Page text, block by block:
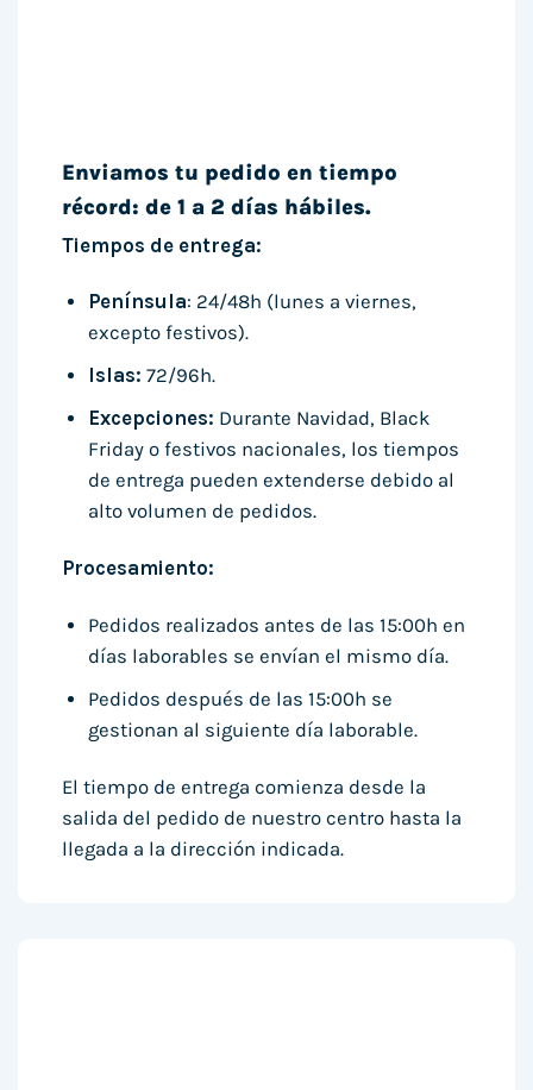
Enviamos tu pedido en tiempo
récord: de 1 a 2 días hábiles.
Tiempos de entrega:
Península: 24/48h (lunes a viernes,
excepto festivos).
Islas: 72/96h.
Excepciones: Durante Navidad, Black
Friday o festivos nacionales, los tiempos
de entrega pueden extenderse debido al
alto volumen de pedidos.
Procesamiento:
Pedidos realizados antes de las 15:00h en
días laborables se envían el mismo día.
Pedidos después de las 15:00h se
gestionan al siguiente día laborable.
El tiempo de entrega comienza desde la
salida del pedido de nuestro centro hasta la
llegada a la dirección indicada.